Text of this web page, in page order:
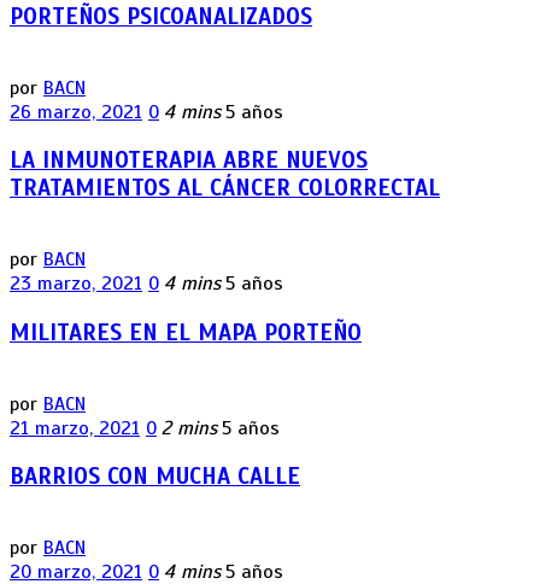
PORTEÑOS PSICOANALIZADOS
por BACN
26 marzo, 2021 0 4 mins 5 años
LA INMUNOTERAPIA ABRE NUEVOS
TRATAMIENTOS AL CÁNCER COLORRECTAL
por BACN
23 marzo, 2021 0 4 mins 5 años
MILITARES EN EL MAPA PORTEÑO
por BACN
21 marzo, 2021 0 2 mins 5 años
BARRIOS CON MUCHA CALLE
por BACN
20 marzo, 2021 0 4 mins 5 años